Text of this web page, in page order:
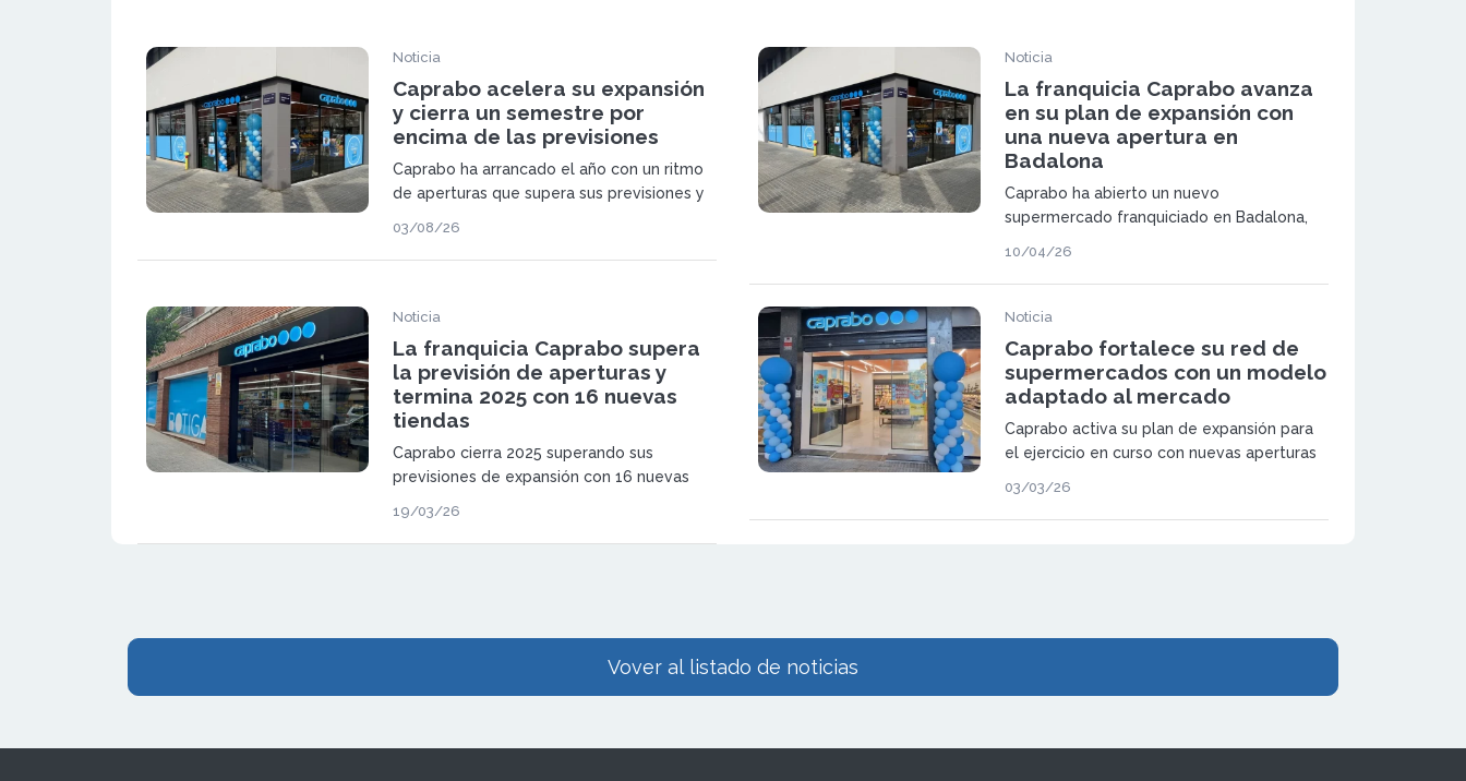
Noticia
Caprabo acelera su expansión
y cierra un semestre por
encima de las previsiones
Caprabo ha arrancado el año con un ritmo
de aperturas que supera sus previsiones y
Ripollet. Con estas incorporaciones, la
cadena alcanza ocho inauguraciones en el
03/08/26
Noticia
La franquicia Caprabo avanza
en su plan de expansión con
una nueva apertura en
Badalona
Caprabo ha abierto un nuevo
supermercado franquiciado en Badalona,
tienda incorpora el modelo de nueva
generación de la compañía y amplía la red
de supermercados.
10/04/26
Noticia
La franquicia Caprabo supera
la previsión de aperturas y
termina 2025 con 16 nuevas
tiendas
Caprabo cierra 2025 superando sus
previsiones de expansión con 16 nuevas
Cataluña y reforzando un modelo de
supermercado basado en proximidad,
19/03/26
Noticia
Caprabo fortalece su red de
supermercados con un modelo
adaptado al mercado
Caprabo activa su plan de expansión para
el ejercicio en curso con nuevas aperturas
posicionamiento en el sector de
supermercados de proximidad.
03/03/26
Vover al listado de noticias